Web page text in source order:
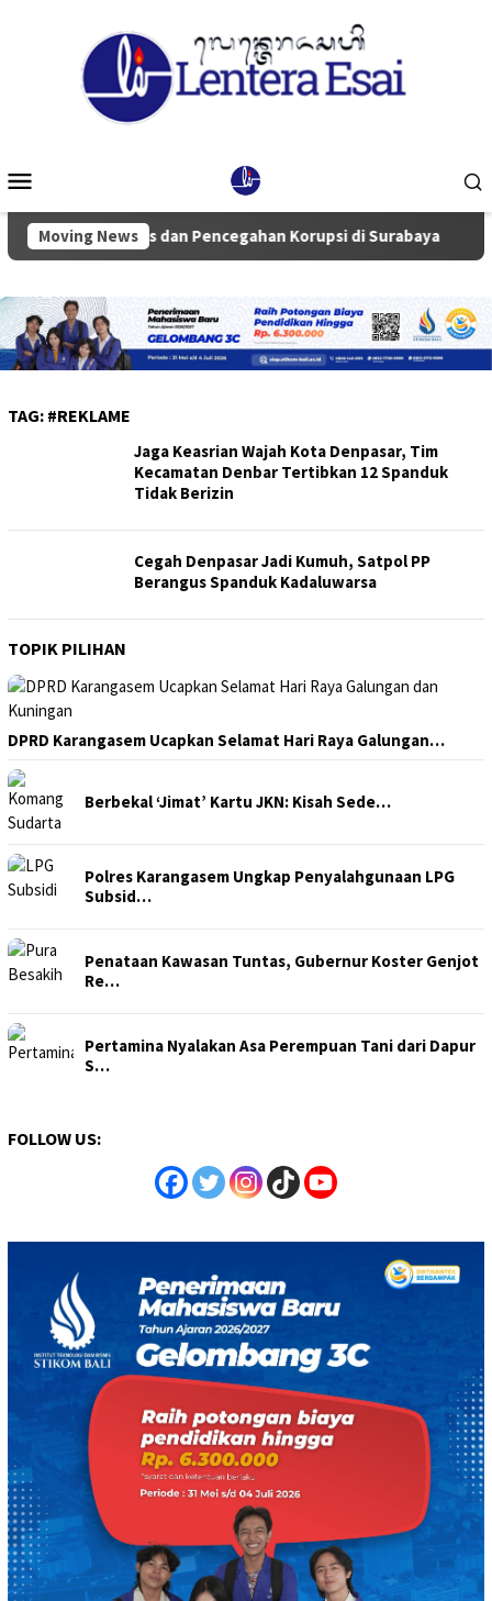
Mobile
Moving News
Integritas dan Pencegahan Korupsi di Surabaya
TAG: #REKLAME
Jaga Keasrian Wajah Kota Denpasar, Tim
Kecamatan Denbar Tertibkan 12 Spanduk
Tidak Berizin
Cegah Denpasar Jadi Kumuh, Satpol PP
Berangus Spanduk Kadaluwarsa
TOPIK PILIHAN
DPRD Karangasem Ucapkan Selamat Hari Raya Galungan…
Berbekal ‘Jimat’ Kartu JKN: Kisah Sede…
Polres Karangasem Ungkap Penyalahgunaan LPG
Subsid…
Penataan Kawasan Tuntas, Gubernur Koster Genjot
Re…
Pertamina Nyalakan Asa Perempuan Tani dari Dapur
S…
FOLLOW US: